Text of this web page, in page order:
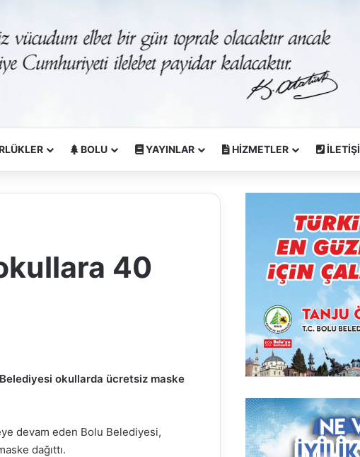
BOLU YAYINLAR HİZMETLER
40
Belediyesi okullarda ücretsiz maske
devam eden Bolu Belediyesi,
dağıttı.